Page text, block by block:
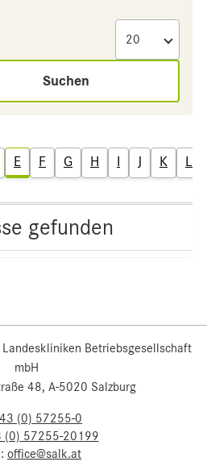
Suchen
E F G H I J K L
gefunden
Betriebsgesellschaft
mbH
48, A-5020 Salzburg
(0) 57255-0
(0) 57255-20199
office@salk.at